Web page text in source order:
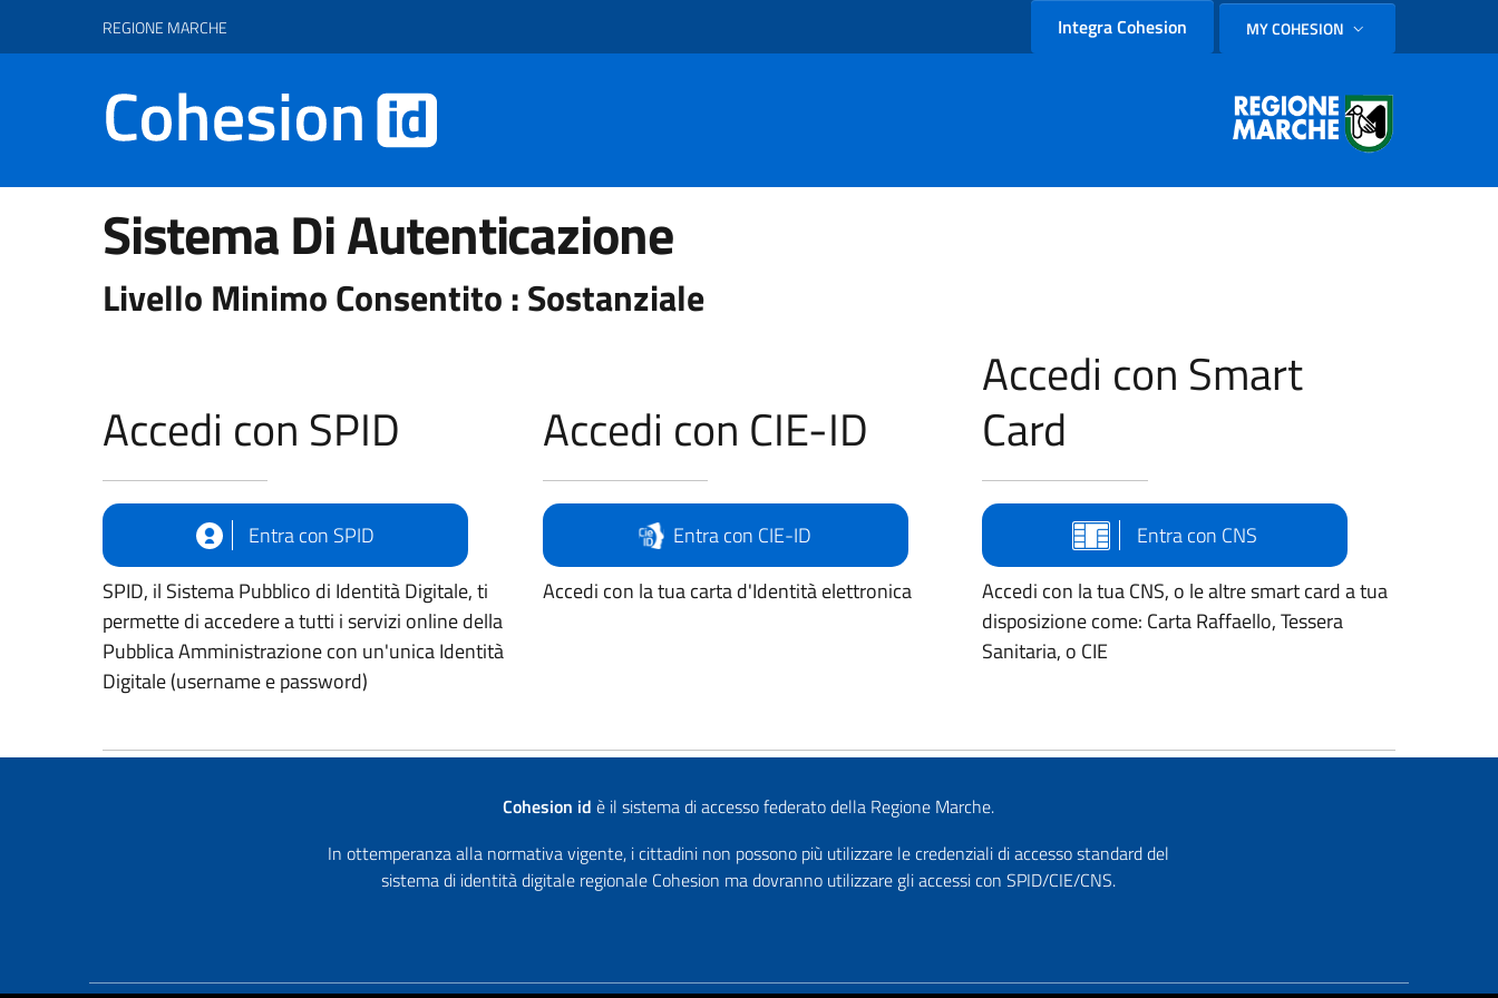
REGIONE MARCHE Integra Cohesion SELEZIONE LINGUA:
MY COHESION
Sistema Di Autenticazione
Livello Minimo Consentito : Sostanziale
Accedi con SPID
Entra con SPID
SPID, il Sistema Pubblico di Identità Digitale, ti
permette di accedere a tutti i servizi online della
Pubblica Amministrazione con un'unica Identità
Digitale (username e password)
Accedi con CIE-ID
Entra con CIE-ID
Accedi con la tua carta d'Identità elettronica
Accedi con Smart
Card
Entra con CNS
Accedi con la tua CNS, o le altre smart card a tua
disposizione come: Carta Raffaello, Tessera
Sanitaria, o CIE
Cohesion id è il sistema di accesso federato della Regione Marche.
In ottemperanza alla normativa vigente, i cittadini non possono più utilizzare le credenziali di accesso standard del
sistema di identità digitale regionale Cohesion ma dovranno utilizzare gli accessi con SPID/CIE/CNS.